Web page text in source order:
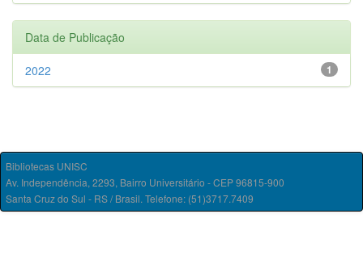
Data de Publicação
1
2022
Bibliotecas UNISC
Av. Independência, 2293, Bairro Universitário - CEP 96815-900
Santa Cruz do Sul - RS / Brasil. Telefone: (51)3717.7409